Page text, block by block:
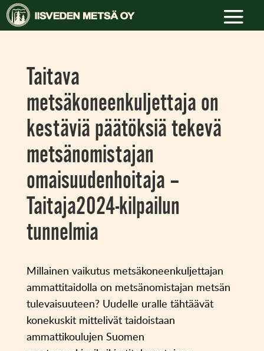
Taitava
metsäkoneenkuljettaja on
kestäviä päätöksiä tekevä
metsänomistajan
omaisuudenhoitaja –
Taitaja2024-kilpailun
tunnelmia
Millainen vaikutus metsäkoneenkuljettajan
ammattitaidolla on metsänomistajan metsän
tulevaisuuteen? Uudelle uralle tähtäävät
konekuskit mittelivät taidoistaan
ammattikoulujen Suomen